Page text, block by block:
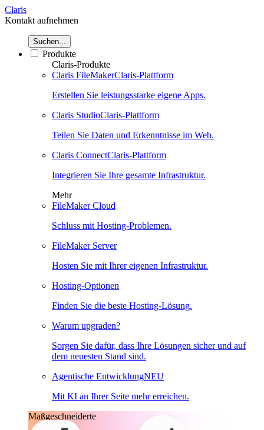
Claris
Kontakt aufnehmen
Suchen...
Produkte
Claris-Produkte
Claris FileMakerClaris-Plattform
Erstellen Sie leistungsstarke eigene Apps.
Claris StudioClaris-Plattform
Teilen Sie Daten und Erkenntnisse im Web.
Claris ConnectClaris-Plattform
Integrieren Sie Ihre gesamte Infrastruktur.
Mehr
FileMaker Cloud
Schluss mit Hosting-Problemen.
FileMaker Server
Hosten Sie mit Ihrer eigenen Infrastruktur.
Hosting-Optionen
Finden Sie die beste Hosting-Lösung.
Warum upgraden?
Sorgen Sie dafür, dass Ihre Lösungen sicher und auf
dem neuesten Stand sind.
Agentische EntwicklungNEU
Mit KI an Ihrer Seite mehr erreichen.
Maßgeschneiderte